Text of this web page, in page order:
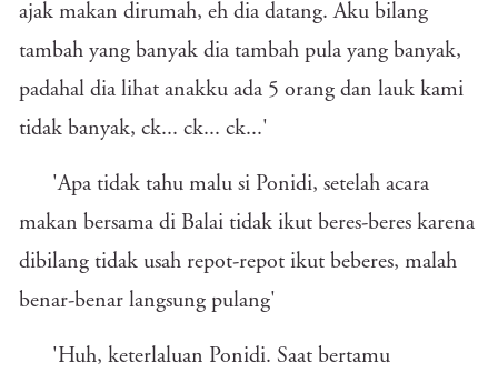
ajak makan dirumah, eh dia datang. Aku bilang
tambah yang banyak dia tambah pula yang banyak,
padahal dia lihat anakku ada 5 orang dan lauk kami
tidak banyak, ck... ck... ck...'
'Apa tidak tahu malu si Ponidi, setelah acara
makan bersama di Balai tidak ikut beres-beres karena
dibilang tidak usah repot-repot ikut beberes, malah
benar-benar langsung pulang'
'Huh, keterlaluan Ponidi. Saat bertamu